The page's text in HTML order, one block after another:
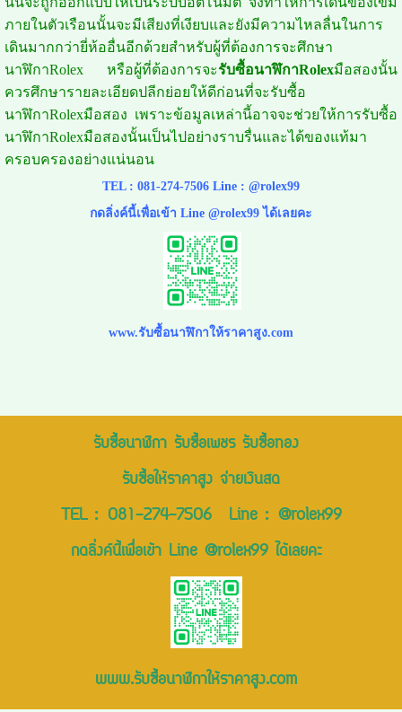
ภายในตัวเรือนนั้นจะมีเสียงที่เงียบและยังมีความไหลลื่นในการ
เดินมากกว่ายี่ห้ออื่นอีกด้วยสำหรับผู้ที่ต้องการจะศึกษา
นาฬิกาRolex หรือผู้ที่ต้องการจะรับซื้อนาฬิกาRolexมือสองนั้น
ควรศึกษารายละเอียดปลีกย่อยให้ดีก่อนที่จะรับซื้อ
นาฬิกาRolexมือสอง เพราะข้อมูลเหล่านี้อาจจะช่วยให้การรับซื้อ
นาฬิกาRolexมือสองนั้นเป็นไปอย่างราบรื่นและได้ของแท้มา
ครอบครองอย่างแน่นอน
TEL : 081-274-7506Line : @rolex99
กดลิ่งค์นี้เพื่อเข้า Line @rolex99 ได้เลยคะ
www.รับซื้อนาฬิกาให้ราคาสูง.com
รับซื้อนาฬิกา รับซื้อเพชร รับซื้อทอง
รับซื้อให้ราคาสูง จ่ายเงินสด
TEL : 081-274-7506Line : @rolex99
กดลิ่งค์นี้เพื่อเข้า Line @rolex99 ได้เลยคะ
www.รับซื้อนาฬิกาให้ราคาสูง.com